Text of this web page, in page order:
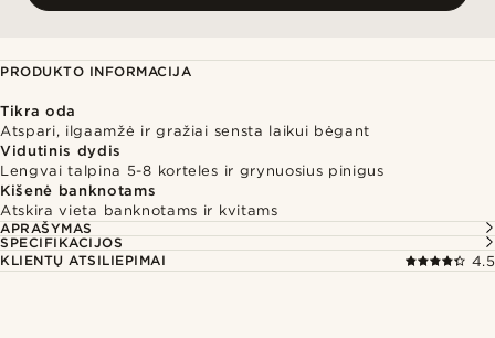
PRODUKTO INFORMACIJA
Tikra oda
Atspari, ilgaamžė ir gražiai sensta laikui bėgant
Vidutinis dydis
Lengvai talpina 5-8 korteles ir grynuosius pinigus
Kišenė banknotams
Atskira vieta banknotams ir kvitams
APRAŠYMAS
SPECIFIKACIJOS
KLIENTŲ ATSILIEPIMAI
4.5